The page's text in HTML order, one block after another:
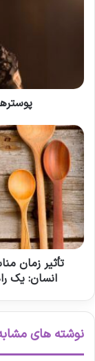
بانک مرکزی
نرخ تامین
تأثیر زمان
انسان: یک
نوشته های